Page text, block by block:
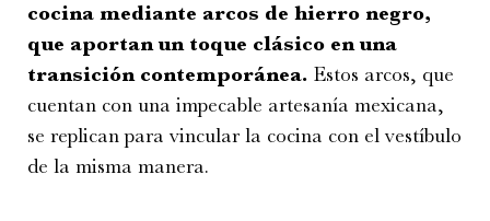
cocina mediante arcos de hierro negro,
que aportan un toque clásico en una
transición contemporánea. Estos arcos, que
cuentan con una impecable artesanía mexicana,
se replican para vincular la cocina con el vestíbulo
de la misma manera.